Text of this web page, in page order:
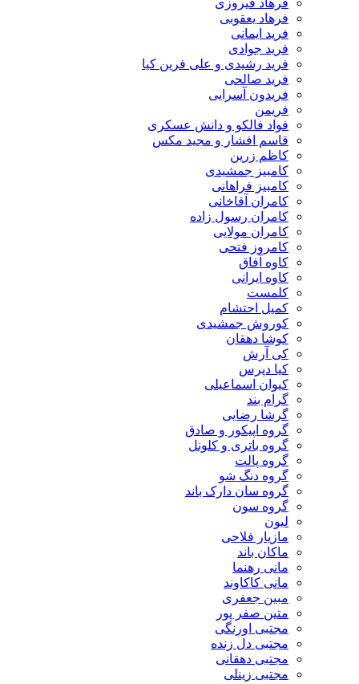
فرهاد فیروزی
فرهاد یعقوبی
فرید ایمانی
فرید جوادی
فرید رشیدی و علی فرین کیا
فرید صالحی
فریدون آسرایی
فریمن
فواد فالکو و دانش عسکری
قاسم افشار و مجید مکس
کاظم زرین
کامبیز جمشیدی
کامبیز فراهانی
کامران آقاخانی
کامران رسول زاده
کامران مولایی
کامروز فتحی
کاوه آفاق
کاوه ایرانی
کلمست
کمیل احتشام
کوروش جمشیدی
کوشا دهقان
کی آرش
کیا دپرس
کیوان اسماعیلی
گرام بند
گرشا رضایی
گروه اپیکور و صادق
گروه باتری و کلونل
گروه پالت
گروه دنگ شو
گروه سان دارک باند
گروه سون
لیون
مازیار فلاحی
ماکان باند
مانی رهنما
مانی کاکاوند
مبین جعفری
متین صفر پور
مجتبی اورنگی
مجتبی دل زنده
مجتبی دهقانی
مجتبی زینلی